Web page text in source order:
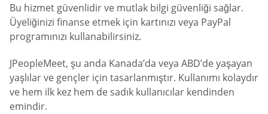
Bu hizmet güvenlidir ve mutlak bilgi güvenliği sağlar.
Üyeliğinizi finanse etmek için kartınızı veya PayPal
programınızı kullanabilirsiniz.
JPeopleMeet, şu anda Kanada’da veya ABD’de yaşayan
yaşlılar ve gençler için tasarlanmıştır. Kullanımı kolaydır
ve hem ilk kez hem de sadık kullanıcılar kendinden
emindir.